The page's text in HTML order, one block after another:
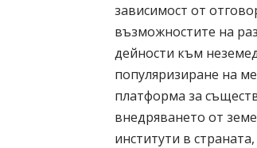
зависимост от
възможностите на
дейности към
популяризиране на
платформа за
внедряването от
институти в